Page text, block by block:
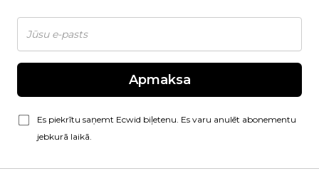
Apmaksa
Es piekrītu saņemt Ecwid biļetenu. Es varu anulēt abonementu
jebkurā laikā.